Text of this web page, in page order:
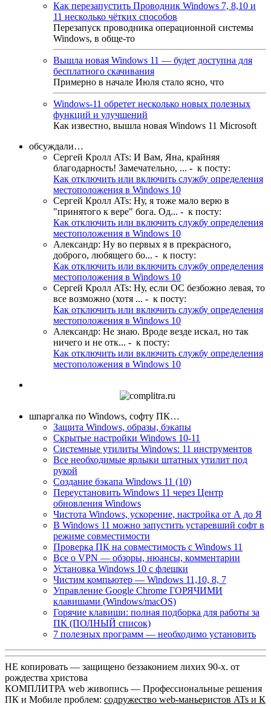
Как перезапустить Проводник Windows 7, 8,10 и
11 несколько чётких способов
Перезапуск проводника операционной системы
Windows, в обще-то
Вышла новая Windows 11 — будет доступна для
бесплатного скачивания
Примерно в начале Июля стало ясно, что
Windows-11 обретет несколько новых полезных
функций и улучшений
Как известно, вышла новая Windows 11 Microsoft
обсуждали…
Сергей Кролл ATs: И Вам, Яна, крайняя
благодарность! Замечательно, ... - к посту:
Как отключить или включить службу определения
местоположения в Windows 10
Сергей Кролл ATs: Ну, я тоже мало верю в
"принятого к вере" бога. Од... - к посту:
Как отключить или включить службу определения
местоположения в Windows 10
Александр: Ну во первых я в прекрасного,
доброго, любящего бо... - к посту:
Как отключить или включить службу определения
местоположения в Windows 10
Сергей Кролл ATs: Ну, если ОС безбожно левая, то
все возможно (хотя ... - к посту:
Как отключить или включить службу определения
местоположения в Windows 10
Александр: Не знаю. Вроде везде искал, но так
ничего и не отк... - к посту:
Как отключить или включить службу определения
местоположения в Windows 10
шпаргалка по Windows, софту ПК…
Защита Windows, образы, бэкапы
Скрытые настройки Windows 10-11
Системные утилиты Windows: 11 инструментов
Все необходимые ярлыки штатных утилит под
рукой
Создание бэкапа Windows 11 (10)
Переустановить Windows 11 через Центр
обновления Windows
Чистота Windows, ускорение, настройка от А до Я
В Windows 11 можно запустить устаревший софт в
режиме совместимости
Проверка ПК на совместимость с Windows 11
Все о VPN — обзоры, нюансы, комментарии
Установка Windows 10 с флешки
Чистим компьютер — Windows 11,10, 8, 7
Управление Google Chrome ГОРЯЧИМИ
клавишами (Windows/macOS)
Горячие клавиши: полная подборка для работы за
ПК (ПОЛНЫЙ список)
7 полезных программ — необходимо установить
НЕ копировать — защищено беззаконием лихих 90-х. от
рождества христова
КОМПЛИТРА web живопись — Профессиональные решения
ПК и Мобиле проблем: содружество web-маньеристов ATs и К